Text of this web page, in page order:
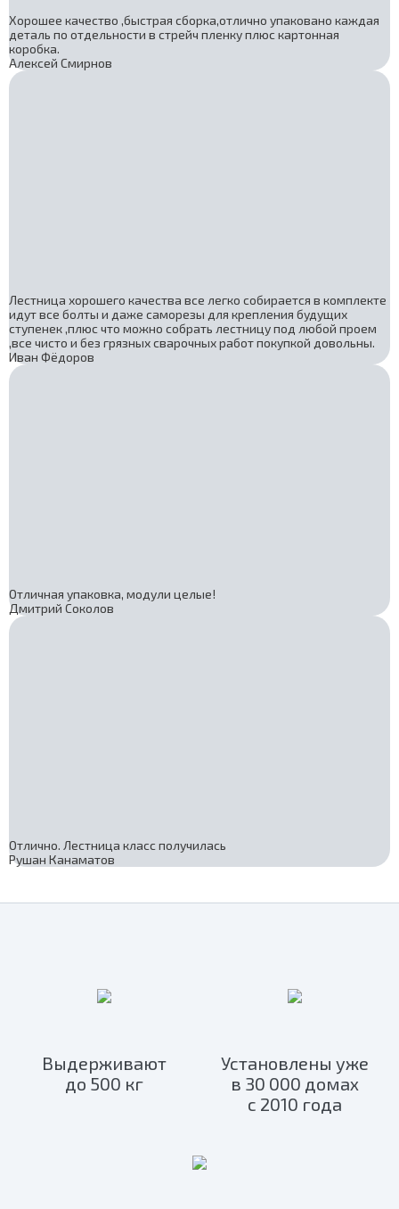
Хорошее качество ,быстрая сборка,отлично упаковано каждая
деталь по отдельности в стрейч пленку плюс картонная
коробка.
Алексей Смирнов
Лестница хорошего качества все легко собирается в комплекте
идут все болты и даже саморезы для крепления будущих
ступенек ,плюс что можно собрать лестницу под любой проем
,все чисто и без грязных сварочных работ покупкой довольны.
Иван Фёдоров
Отличная упаковка, модули целые!
Дмитрий Соколов
Отлично. Лестница класс получилась
Рушан Канаматов
Выдерживают
до 500 кг
Установлены уже
в 30 000 домах
с 2010 года